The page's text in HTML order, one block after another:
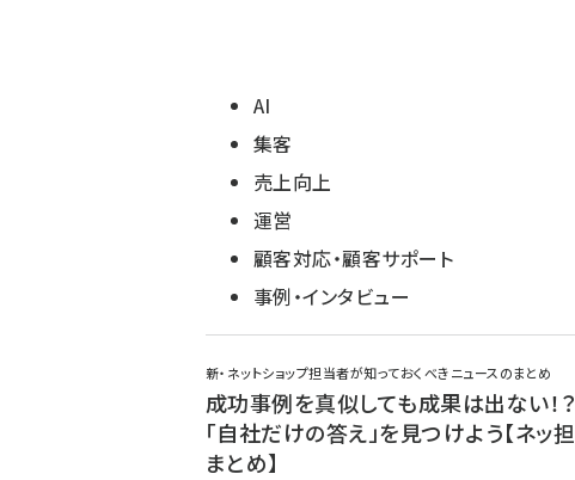
AI
集客
売上向上
運営
顧客対応・顧客サポート
事例・インタビュー
新・ネットショップ担当者が知っておくべきニュースのまとめ
成功事例を真似しても成果は出ない！？
「自社だけの答え」を見つけよう【ネッ担
まとめ】